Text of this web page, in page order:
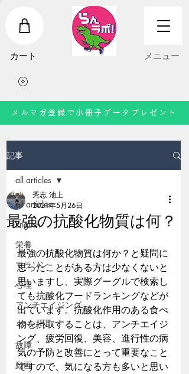
​カート ​メニュー
メルマガ登録で小冊子データプレゼント
記事
all articles
English
栄養
マラソン
心理
アンチエイジング
イベント
故障
動画
all articles
最強の抗酸化物質は何？
秀志 池上
2021年5月26日
最強の抗酸化物質は何か？と疑問に
思ったことがある方は少なくないと
思いますし、実際グーグルで検索し
ても抗酸化フードランキングなどが
出ています。抗酸化作用のある食べ
物を摂取することは、アンチエイジ
ング、疲労回復、美容、進行性の病
気の予防と改善にとって重要なこと
ですので、気になる方も多いと思い